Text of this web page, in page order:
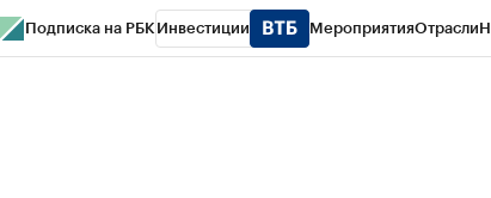
Подписка на РБК Инвестиции МероприятияОтрасли